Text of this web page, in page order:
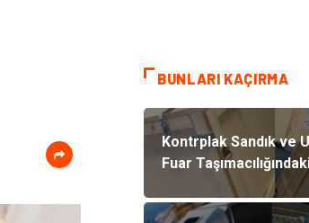
BUNLARI KAÇIRMA
Kontrplak Sandık ve
Fuar